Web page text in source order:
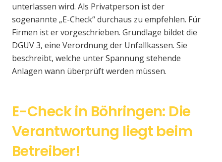
unterlassen wird. Als Privatperson ist der
sogenannte „E-Check“ durchaus zu empfehlen. Für
Firmen ist er vorgeschrieben. Grundlage bildet die
DGUV 3, eine Verordnung der Unfallkassen. Sie
beschreibt, welche unter Spannung stehende
Anlagen wann überprüft werden müssen.
E-Check in Böhringen: Die
Verantwortung liegt beim
Betreiber!